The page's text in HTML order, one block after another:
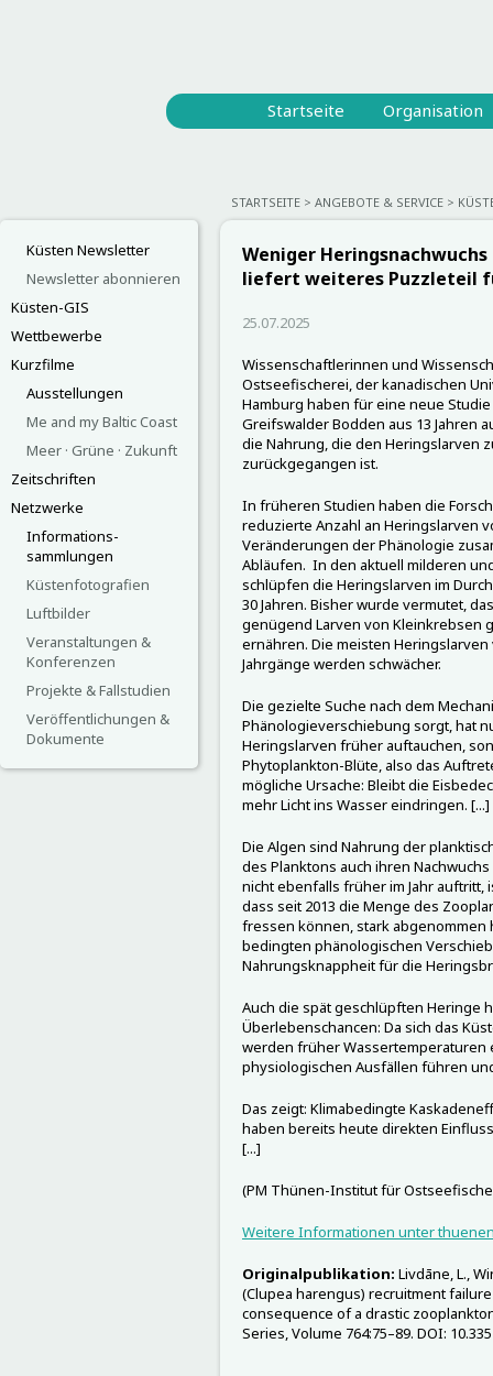
Startseite Organisation
STARTSEITE ANGEBOTE & SERVICE
Küsten Newsletter
Newsletter abonnieren
Küsten-GIS
Wettbewerbe
Kurzfilme
Ausstellungen
Me and my Baltic Coast
Meer · Grüne · Zukunft
Zeitschriften
Netzwerke
Informations-
sammlungen
Küstenfotografien
Luftbilder
Veranstaltungen &
Konferenzen
Projekte & Fallstudien
Veröffentlichungen &
Dokumente
Weniger
liefert weiteres Puzzleteil
25.07.2025
Wissenschaftlerinnen und
Ostseefischerei, der kanadischen
Hamburg haben für eine neue
Greifswalder Bodden aus 13 Jahren
die Nahrung, die den Heringslarven
zurückgegangen ist.
In früheren Studien haben die
reduzierte Anzahl an Heringslarven
Veränderungen der Phänologie
Abläufen. In den aktuell milderen
schlüpfen die Heringslarven im
30 Jahren. Bisher wurde vermutet,
genügend Larven von Kleinkrebsen
ernähren. Die meisten
Jahrgänge werden schwächer.
Die gezielte Suche nach dem
Phänologieverschiebung sorgt, hat
Heringslarven früher auftauchen,
Phytoplankton-Blüte, also das
mögliche Ursache: Bleibt die
mehr Licht ins Wasser eindringen. [...]
Die Algen sind Nahrung der
des Planktons auch ihren
nicht ebenfalls früher im Jahr auftritt,
dass seit 2013 die Menge des
fressen können, stark abgenommen
bedingten phänologischen
Nahrungsknappheit für die
Auch die spät geschlüpften Heringe
Überlebenschancen: Da sich das
werden früher Wassertemperaturen
physiologischen Ausfällen führen
Das zeigt: Klimabedingte
haben bereits heute direkten
[...]
(PM Thünen-Institut für
Weitere Informationen unter
Originalpublikation: Livdāne, L.,
(Clupea harengus) recruitment
consequence of a drastic
Series, Volume 764:75–89. DOI: